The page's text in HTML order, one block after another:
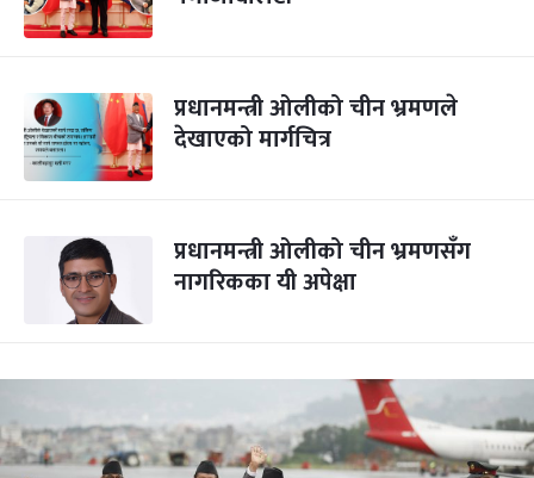
प्रधानमन्त्री ओलीको चीन भ्रमणले
देखाएको मार्गचित्र
प्रधानमन्त्री ओलीको चीन भ्रमणसँग
नागरिकका यी अपेक्षा